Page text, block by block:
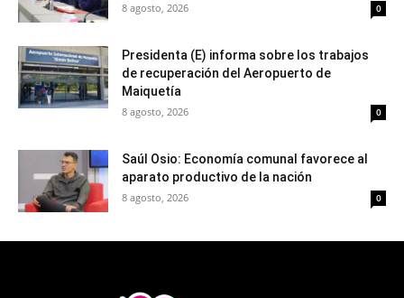
8 agosto, 2026 0
Presidenta (E) informa sobre los trabajos
de recuperación del Aeropuerto de
Maiquetía
8 agosto, 2026 0
Saúl Osio: Economía comunal favorece al
aparato productivo de la nación
8 agosto, 2026 0